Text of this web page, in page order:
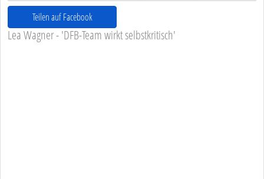
Teilen auf Facebook
Lea Wagner - 'DFB-Team wirkt selbstkritisch'